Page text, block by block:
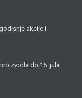
akcije i
do 15. jula